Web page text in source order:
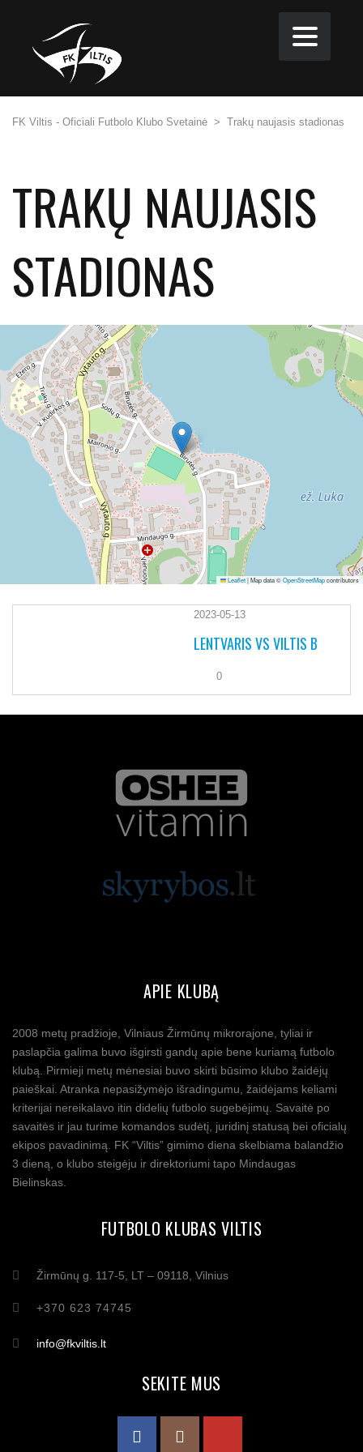
FK Viltis - Oficiali Futbolo Klubo Svetainė > Trakų naujasis stadionas
TRAKŲ NAUJASIS
STADIONAS
Leaflet|Map data ©OpenStreetMapcontributors
2023-05-13
LENTVARIS VS VILTIS B
0
APIE KLUBĄ
2008 metų pradžioje, Vilniaus Žirmūnų mikrorajone, tyliai ir
paslapčia galima buvo išgirsti gandų apie bene kuriamą futbolo
klubą. Pirmieji metų mėnesiai buvo skirti būsimo klubo žaidėjų
paieškai. Atranka nepasižymėjo išradingumu, žaidėjams keliami
kriterijai nereikalavo itin didelių futbolo sugebėjimų. Savaitė po
savaitės ir jau turime komandos sudėtį, juridinį statusą bei oficialų
ekipos pavadinimą. FK “Viltis” gimimo diena skelbiama balandžio
3 dieną, o klubo steigėju ir direktoriumi tapo Mindaugas
Bielinskas.
FUTBOLO KLUBAS VILTIS
Žirmūnų g. 117-5, LT – 09118, Vilnius
+370 623 74745
info@fkviltis.lt
SEKITE MUS